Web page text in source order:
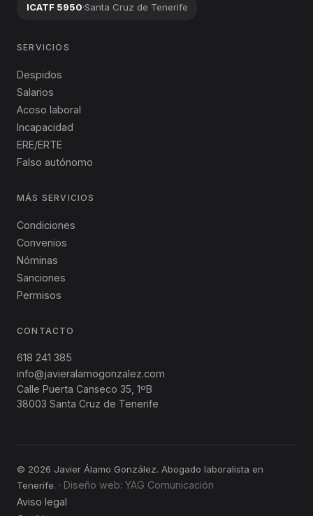
ICATF 5950·Santa Cruz de Tenerife
SERVICIOS
Despidos
Salarios
Acoso laboral
Incapacidad
ERE/ERTE
Falso autónomo
MÁS SERVICIOS
Condiciones
Convenios
Nóminas
Sanciones
Permisos
CONTACTO
618 241 385
info@javieralamogonzalez.com
Calle Puerta Canseco 35 1ºB
38003 Santa Cruz de Tenerife
© 2026 Javier Álamo González. Abogado laboralista en
Tenerife. · Diseño web: YAG Comunicación
Aviso legal